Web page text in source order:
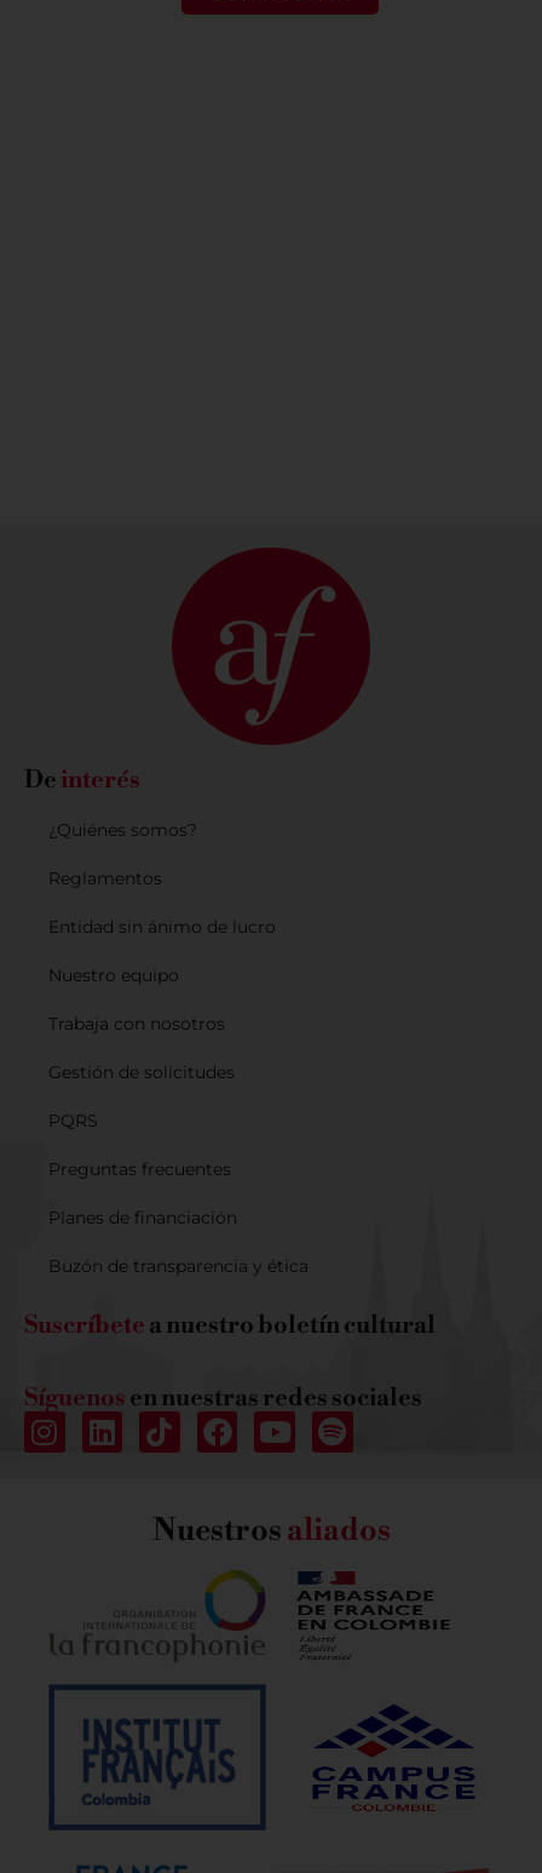
De interés
¿Quiénes somos?
Reglamentos
Entidad sin ánimo de lucro
Nuestro equipo
Trabaja con nosotros
Gestión de solicitudes
PQRS
Preguntas frecuentes
Planes de financiación
Buzón de transparencia y ética
Suscríbete a nuestro boletín cultural
Síguenos en nuestras redes sociales
Nuestrosaliados